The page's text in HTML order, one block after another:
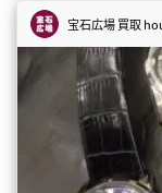
宝石広場 買取